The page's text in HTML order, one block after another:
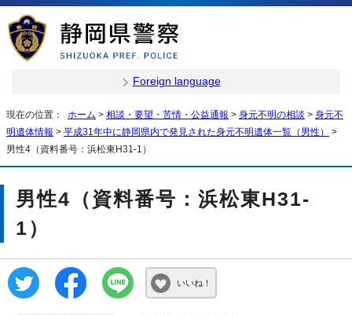
Foreign language
現在の位置： ホーム > 相談・要望・苦情・公益通報 > 身元不明の相談 > 身元不
明遺体情報 > 平成31年中に静岡県内で発見された身元不明遺体一覧（男性）
>
男性4（資料番号：浜松東H31-1）
男性4（資料番号：浜松東H31-
1）
いいね！